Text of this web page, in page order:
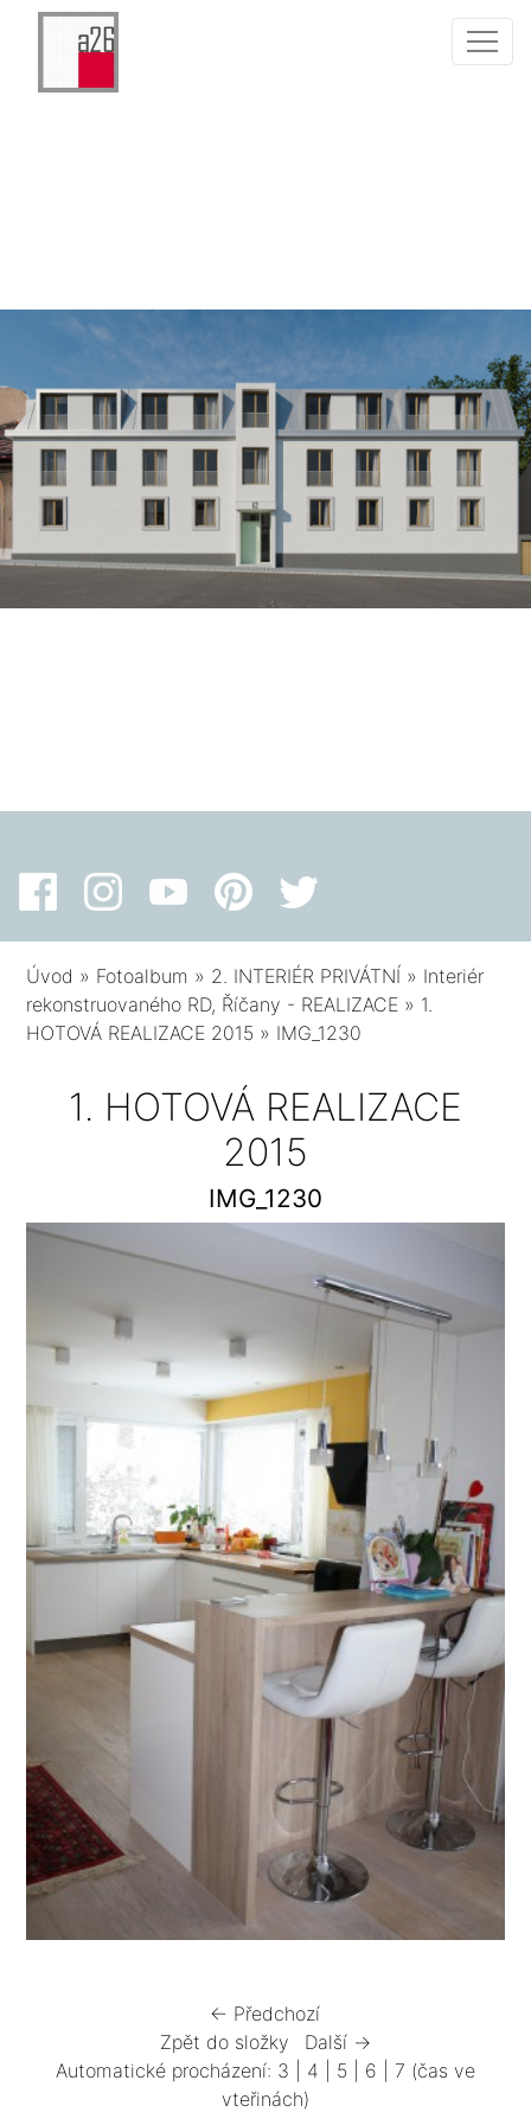
Úvod » Fotoalbum » 2. INTERIÉR PRIVÁTNÍ » Interiér
rekonstruovaného RD, Říčany - REALIZACE » 1.
HOTOVÁ REALIZACE 2015 » IMG_1230
1. HOTOVÁ REALIZACE
2015
IMG_1230
← Předchozí
Zpět do složky
Další →
Automatické procházení: 3 4 5 6 7 (čas ve
vteřinách)